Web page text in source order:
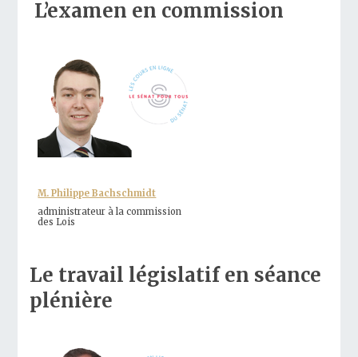
L’examen en commission
M. Philippe Bachschmidt
administrateur à la commission
des Lois
Le travail législatif en séance
plénière